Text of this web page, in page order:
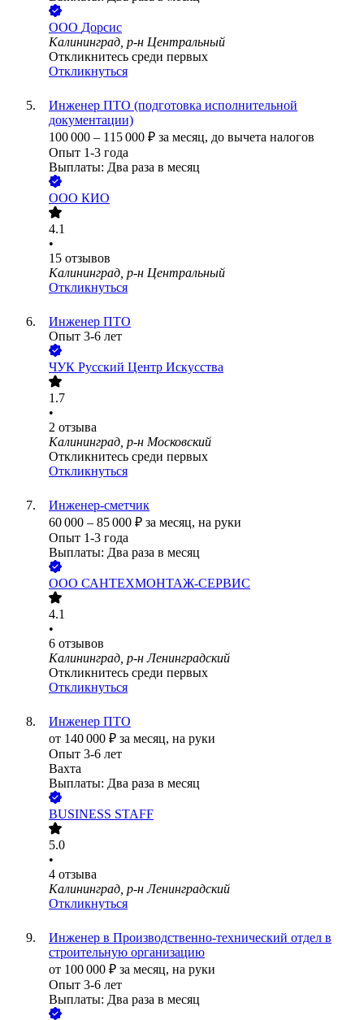
ООО Дорсис
Калининград, р-н Центральный
Откликнитесь среди первых
Откликнуться
Инженер ПТО (подготовка исполнительной
документации)
100 000 – 115 000 ₽ за месяц, до вычета налогов
Опыт 1-3 года
Выплаты: Два раза в месяц
ООО КИО
4.1
•
15 отзывов
Калининград, р-н Центральный
Откликнуться
Инженер ПТО
Опыт 3-6 лет
ЧУК Русский Центр Искусства
1.7
•
2 отзыва
Калининград, р-н Московский
Откликнитесь среди первых
Откликнуться
Инженер-сметчик
60 000 – 85 000 ₽ за месяц, на руки
Опыт 1-3 года
Выплаты: Два раза в месяц
ООО САНТЕХМОНТАЖ-СЕРВИС
4.1
•
6 отзывов
Калининград, р-н Ленинградский
Откликнитесь среди первых
Откликнуться
Инженер ПТО
от 140 000 ₽ за месяц, на руки
Опыт 3-6 лет
Вахта
Выплаты: Два раза в месяц
BUSINESS STAFF
5.0
•
4 отзыва
Калининград, р-н Ленинградский
Откликнуться
Инженер в Производственно-технический отдел в
строительную организацию
от 100 000 ₽ за месяц, на руки
Опыт 3-6 лет
Выплаты: Два раза в месяц